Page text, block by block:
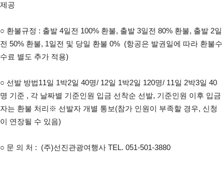
제공
○ 환불규정 : 출발 4일전 100% 환불, 출발 3일전 80% 환불, 출발 2일
전 50% 환불, 1일전 및 당일 환불 0%  (항공은 발권일에 따라 환불수
수료 별도 추가 적용)
○ 선발 방법11일 1박2일 40명/ 12일 1박2일 120명/ 11일 2박3일 40
명 기준 , 각 날짜별 기준인원 입금 선착순 선발, 기준인원 이후 입금
자는 환불 처리 ※ 선발자 개별 통보(참가 인원이 부족할 경우, 신청
이 연장될 수 있음)
○ 문 의 처 :  (주)선진관광여행사 TEL. 051-501-3880